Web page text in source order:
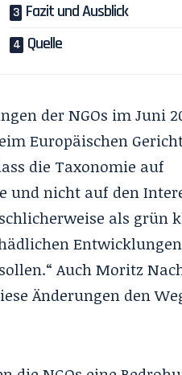
Fazit und Ausblick
Quelle
der NGOs im Juni
Europäischen
die Taxonomie auf
und nicht auf den
als grün
Auch Moritz
Änderungen den